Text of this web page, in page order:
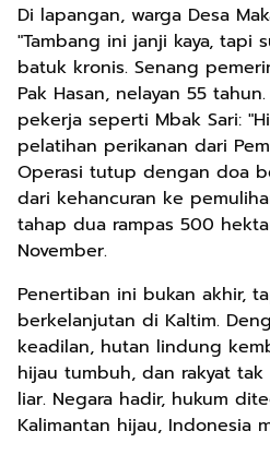
Di lapangan, warga Desa
"Tambang ini janji kaya, tapi
batuk kronis. Senang
Pak Hasan, nelayan 55
pekerja seperti Mbak Sari:
pelatihan perikanan dari
Operasi tutup dengan doa
dari kehancuran ke
tahap dua rampas 500
November.
Penertiban ini bukan akhir,
berkelanjutan di Kaltim.
keadilan, hutan lindung
hijau tumbuh, dan rakyat
liar. Negara hadir, hukum
Kalimantan hijau, Indonesia